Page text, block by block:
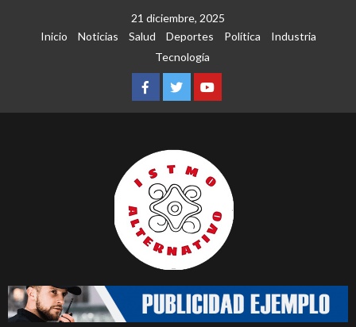
21 diciembre, 2025
Inicio
Noticias Salud Deportes Política
Industria
Tecnología
Facebook
TwitterYoutube